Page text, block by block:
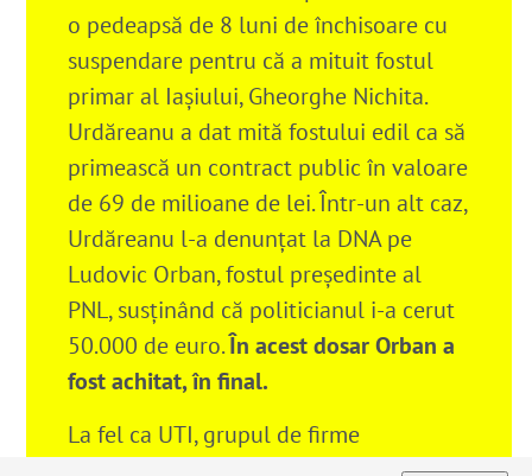
o pedeapsă de 8 luni de închisoare cu
suspendare pentru că a mituit fostul
primar al Iașiului, Gheorghe Nichita.
Urdăreanu a dat mită fostului edil ca să
primească un contract public în valoare
de 69 de milioane de lei. Într-un alt caz,
Urdăreanu l-a denunțat la DNA pe
Ludovic Orban, fostul președinte al
PNL, susținând că politicianul i-a cerut
50.000 de euro.În acest dosar Orban a
fost achitat, în final.
La fel ca UTI, grupul de firme